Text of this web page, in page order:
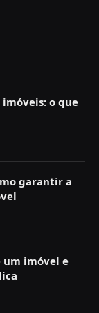
o que
garantir a
um imóvel e